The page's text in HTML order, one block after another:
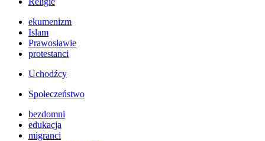
ekumenizm
Islam
Prawosławie
protestanci
Uchodźcy
Społeczeństwo
bezdomni
edukacja
migranci